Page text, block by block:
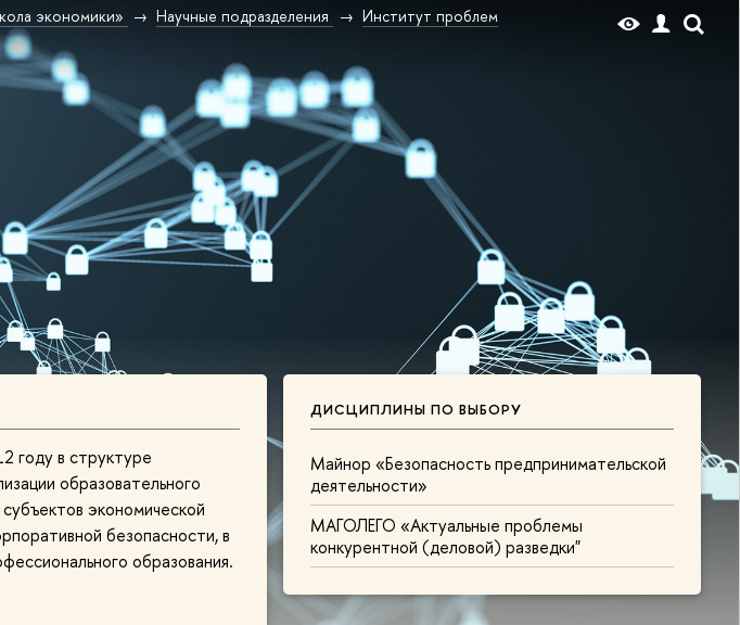
экономики» Научные подразделения
Институт проблем
ДИСЦИПЛИНЫ ПО ВЫБОРУ
Майнор «Безопасность предпринимательской
деятельности»
МАГОЛЕГО «Актуальные проблемы
конкурентной (деловой) разведки"
году в структуре
образовательного
экономической
безопасности, в
образования.